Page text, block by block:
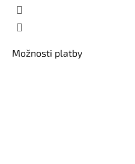
Možnosti platby